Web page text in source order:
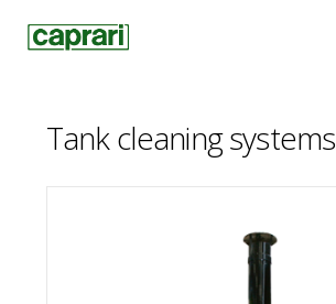
Tank cleaning systems